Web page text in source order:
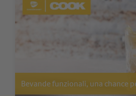
Bevande funzionali, una chance